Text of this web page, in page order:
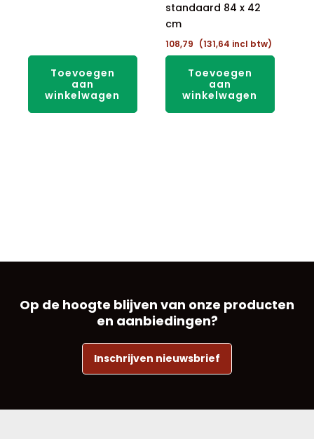
Toevoegen
aan
winkelwagen
standaard 84 x 42
cm
108,79 (131,64 incl btw)
Toevoegen
aan
winkelwagen
Op de hoogte blijven van onze producten
en aanbiedingen?
Inschrijven nieuwsbrief